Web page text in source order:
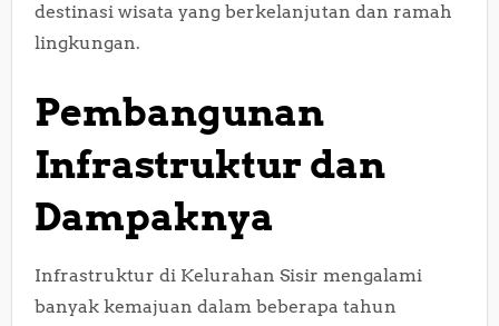
destinasi wisata yang berkelanjutan dan ramah
lingkungan.
Pembangunan
Infrastruktur dan
Dampaknya
Infrastruktur di Kelurahan Sisir mengalami
banyak kemajuan dalam beberapa tahun